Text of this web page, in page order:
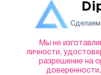
Мы не
личности,
разрешение на